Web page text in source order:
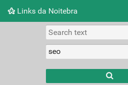
Links da Noitebra
Picture wall